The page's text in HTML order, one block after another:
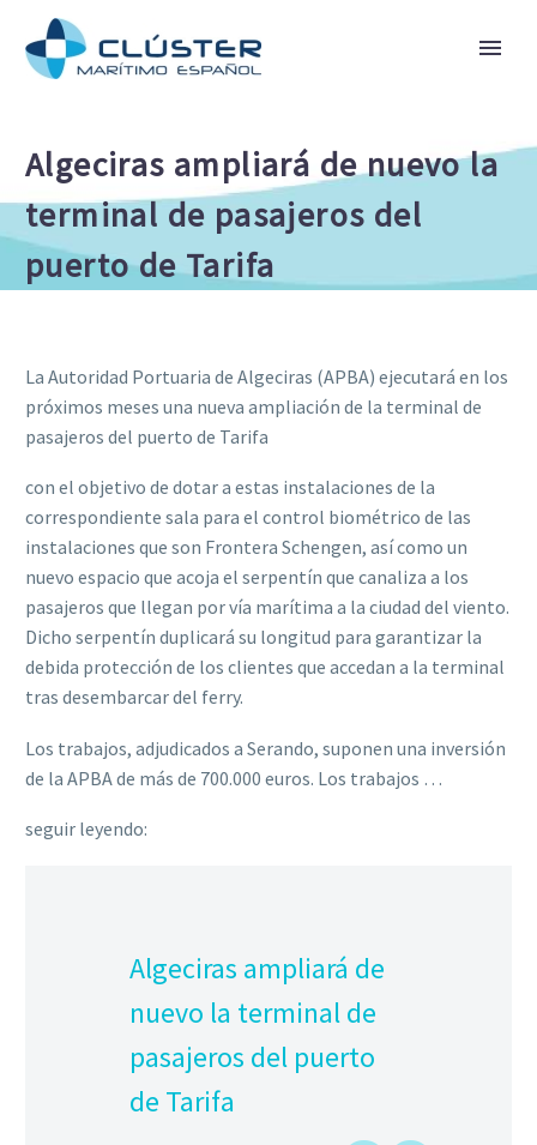
Algeciras ampliará de nuevo la
terminal de pasajeros del
puerto de Tarifa
La Autoridad Portuaria de Algeciras (APBA) ejecutará en los
próximos meses una nueva ampliación de la terminal de
pasajeros del puerto de Tarifa
con el objetivo de dotar a estas instalaciones de la
correspondiente sala para el control biométrico de las
instalaciones que son Frontera Schengen, así como un
nuevo espacio que acoja el serpentín que canaliza a los
pasajeros que llegan por vía marítima a la ciudad del viento.
Dicho serpentín duplicará su longitud para garantizar la
debida protección de los clientes que accedan a la terminal
tras desembarcar del ferry.
Los trabajos, adjudicados a Serando, suponen una inversión
de la APBA de más de 700.000 euros. Los trabajos …
seguir leyendo:
Algeciras ampliará de
nuevo la terminal de
pasajeros del puerto
de Tarifa